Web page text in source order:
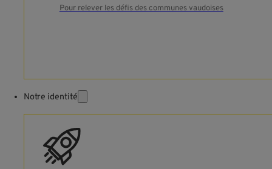
Pour relever les défis des communes vaudoises
Notre identité